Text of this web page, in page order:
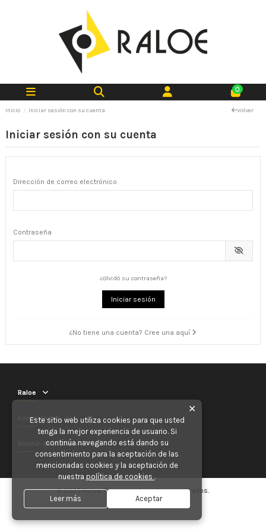
0
Inicio Iniciar sesión con su cuenta Volver
Iniciar sesión con su cuenta
Dirección de correo electrónico
Contraseña
¿Olvidó su contraseña?
Iniciar sesión
¿No tiene una cuenta? Cree una aquí
Raloe
Contáctenos
Boletín de noticias
© 2025 Raloe. Todos los derechos reservados.
✕
Este sitio web utiliza cookies para que usted
tenga la mejor experiencia de usuario. Si
continúa navegando está dando su
consentimiento para la aceptación de las
mencionadas cookies y la aceptación de
nuestra política de cookies .
Leer más Aceptar